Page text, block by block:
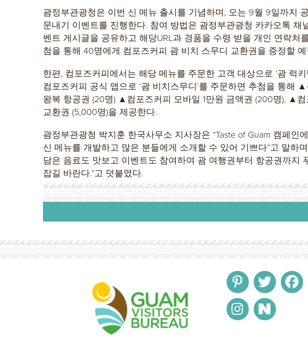
괌정부관광청은 이번 신 메뉴 출시를 기념하며, 오는 9월 9일까지
문내기 이벤트를 진행한다. 참여 방법은 괌정부관광청 카카오톡 채
벤트 게시글을 공유하고 해당URL과 경품을 수령 받을 개인 연락처
첨을 통해 40명에게 컴포즈커피 괌 비치 스무디 교환권을 증정할
한편, 컴포즈커피에서는 해당 메뉴를 주문한 고객 대상으로 ‘괌 럭
컴포즈커피 공식 앱으로 ‘괌 비치스무디’를 주문하면 추첨을 통해
왕복 항공권 (20명) ▲컴포즈커피 모바일 1만원 금액권 (200명), ▲
교환권 (5,000명)을 제공한다.
괌정부관광청 박지훈 한국사무소 지사장은 “Taste of Guam 캠페인
신 메뉴를 개발하고 많은 분들에게 소개할 수 있어 기쁘다”고 말하
담은 음료도 맛보고 이벤트도 참여하여 괌 여행권부터 항공권까지
잡길 바란다.”고 덧붙였다.